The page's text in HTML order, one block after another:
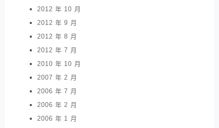
2012 年 10 月
2012 年 9 月
2012 年 8 月
2012 年 7 月
2010 年 10 月
2007 年 2 月
2006 年 7 月
2006 年 2 月
2006 年 1 月